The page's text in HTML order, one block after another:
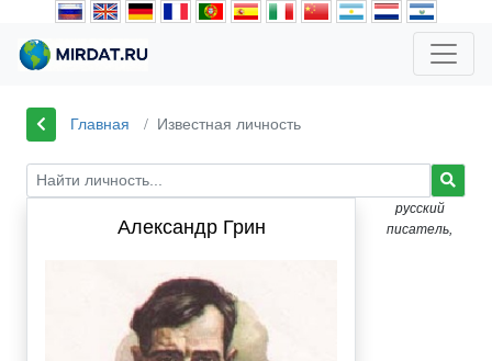
Главная Известная личность
Александр Грин
русский
писатель,